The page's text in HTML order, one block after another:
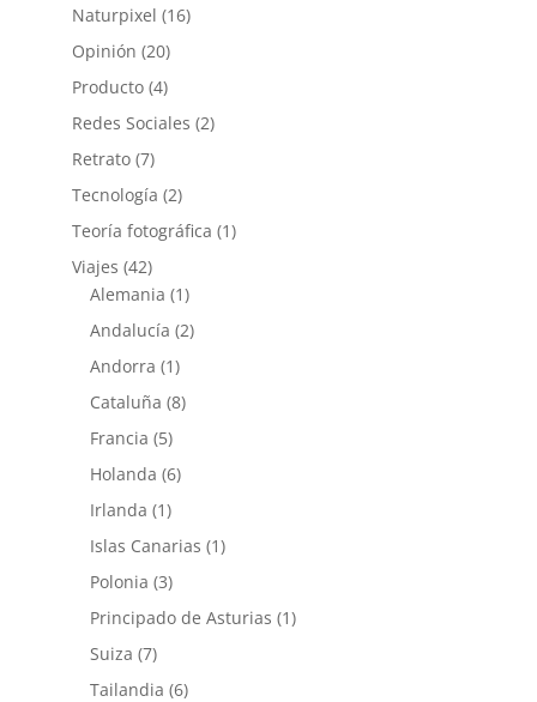
Naturpixel (16)
Opinión (20)
Producto(4)
Redes Sociales (2)
Retrato(7)
Tecnología (2)
Teoría fotográfica (1)
Viajes (42)
Alemania (1)
Andalucía (2)
Andorra (1)
Cataluña (8)
Francia (5)
Holanda (6)
Irlanda (1)
Islas Canarias (1)
Polonia (3)
Principado de Asturias (1)
Suiza (7)
Tailandia (6)